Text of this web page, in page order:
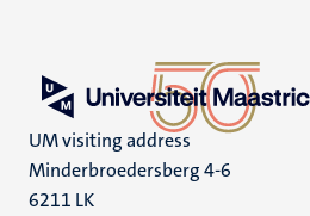
UM visiting address
Minderbroedersberg 4-6
6211 LK